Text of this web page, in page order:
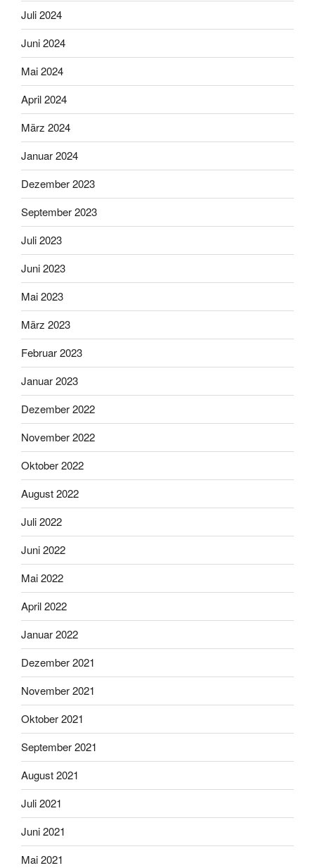
Juli 2024
Juni 2024
Mai 2024
April 2024
März 2024
Januar 2024
Dezember 2023
September 2023
Juli 2023
Juni 2023
Mai 2023
März 2023
Februar 2023
Januar 2023
Dezember 2022
November 2022
Oktober 2022
August 2022
Juli 2022
Juni 2022
Mai 2022
April 2022
Januar 2022
Dezember 2021
November 2021
Oktober 2021
September 2021
August 2021
Juli 2021
Juni 2021
Mai 2021